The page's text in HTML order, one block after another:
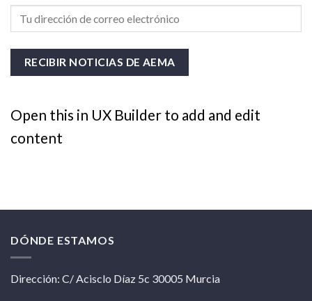
Open this in UX Builder to add and edit
content
DÓNDE ESTAMOS
Dirección: C/ Acisclo Díaz 5c 30005 Murcia